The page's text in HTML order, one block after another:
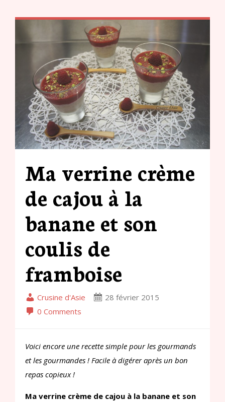
Ma verrine crème
de cajou à la
banane et son
coulis de
framboise
Crusine d'Asie
28 février 2015
0 Comments
Voici encore une recette simple pour les gourmands
et les gourmandes ! Facile à digérer après un bon
repas copieux !
Ma verrine crème de cajou à la banane et son